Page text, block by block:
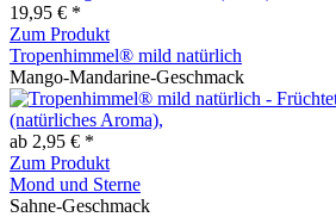
19,95 € *
Zum Produkt
Tropenhimmel® mild natürlich
Mango-Mandarine-Geschmack
ab 2,95 € *
Zum Produkt
Mond und Sterne
Sahne-Geschmack